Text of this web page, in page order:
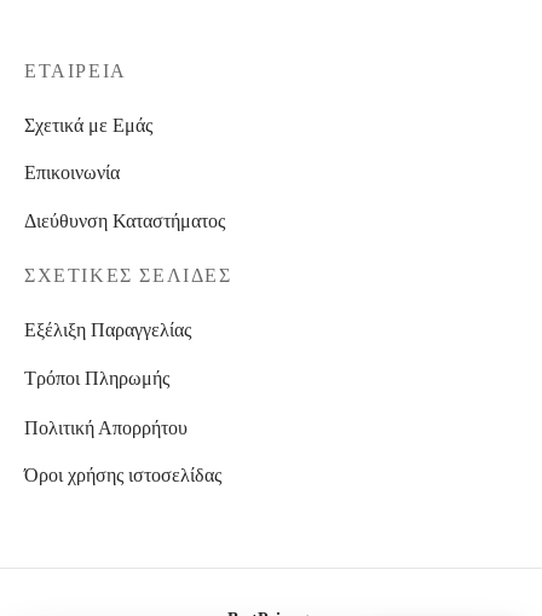
ΕΤΑΙΡΕΊΑ
Σχετικά με Εμάς
Επικοινωνία
Διεύθυνση Καταστήματος
ΣΧΕΤΙΚΈΣ ΣΕΛΊΔΕΣ
Εξέλιξη Παραγγελίας
Τρόποι Πληρωμής
Πολιτική Απορρήτου
Όροι χρήσης ιστοσελίδας